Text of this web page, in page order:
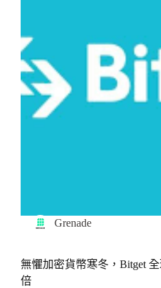
Grenade
無懼加密貨幣寒冬，Bitget
倍